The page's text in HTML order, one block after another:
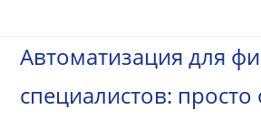
содержимому
Автоматизация для
специалистов: